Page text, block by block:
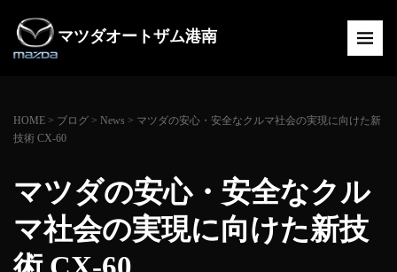
マツダオートザム港南
HOME > ブログ > News > マツダの安心・安全なクルマ社会の実現に向けた新
技術 CX-60
マツダの安心・安全なクル
マ社会の実現に向けた新技